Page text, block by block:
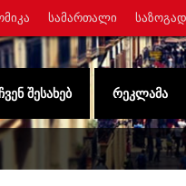
ᲡᲐᲛᲐᲠᲗᲐᲚᲘ
ᲨᲔᲡᲐᲮᲔᲑ ᲠᲔᲙᲚᲐᲛᲐ